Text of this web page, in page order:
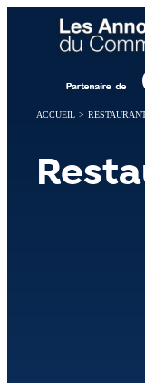
ACCUEIL >
Panneau de gestion